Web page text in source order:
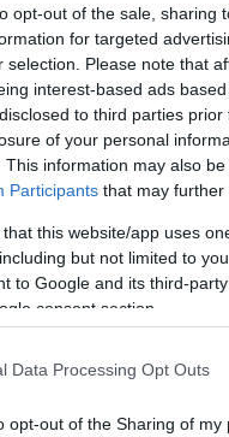
opt-out of the sale, sharing
for targeted
selection. Please note that
interest-based ads
to third parties
of your personal
This information may also
Participants that may further
this website/app uses
but not limited to
to Google and its third-
consent section.
Data Processing Opt Outs
opt-out of the Sharing of my
Patel, Judith
különböző
kitől
felnőttet
úgy gondolták,
a nőket
területeken
a nemek